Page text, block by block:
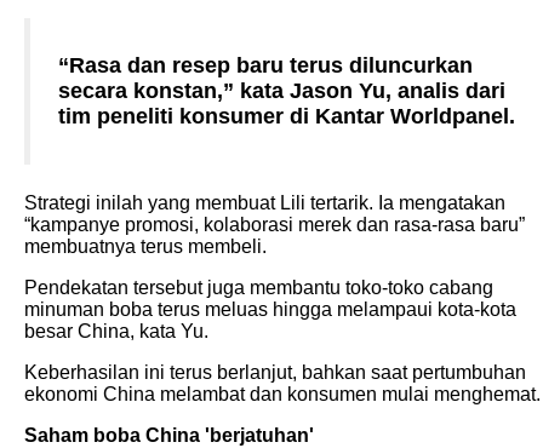
“Rasa dan resep baru terus diluncurkan
secara konstan,” kata Jason Yu, analis dari
tim peneliti konsumer di Kantar Worldpanel.
Strategi inilah yang membuat Lili tertarik. Ia mengatakan
“kampanye promosi, kolaborasi merek dan rasa-rasa baru”
membuatnya terus membeli.
Pendekatan tersebut juga membantu toko-toko cabang
minuman boba terus meluas hingga melampaui kota-kota
besar China, kata Yu.
Keberhasilan ini terus berlanjut, bahkan saat pertumbuhan
ekonomi China melambat dan konsumen mulai menghemat.
Saham boba China 'berjatuhan'